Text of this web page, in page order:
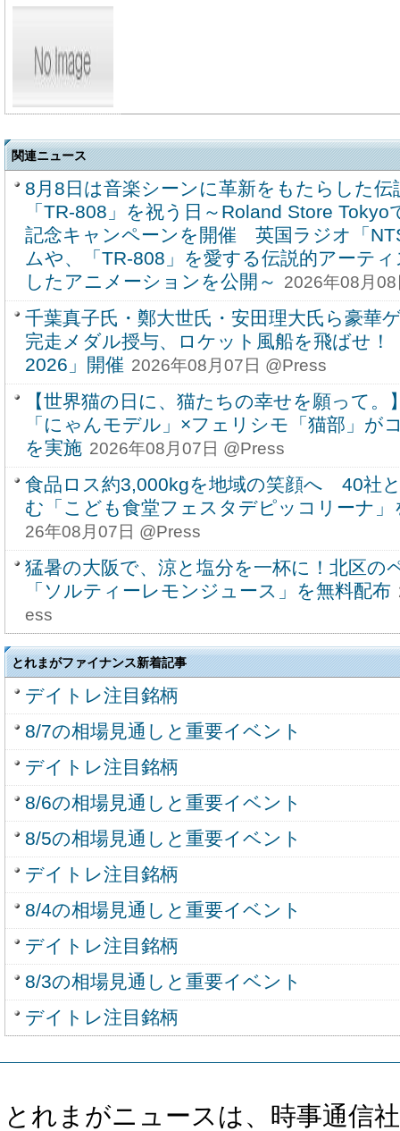
関連ニュース
8月8日は音楽シーンに革新をもたらした
「TR-808」を祝う日～Roland Store
記念キャンペーンを開催 英国ラジオ「
ムや、「TR-808」を愛する伝説的アーテ
したアニメーションを公開～
2026年08月
千葉真子氏・鄭大世氏・安田理大氏ら豪
完走メダル授与、ロケット風船を飛ばせ
2026」開催 2026年08月07日 @Press
【世界猫の日に、猫たちの幸せを願って
「にゃんモデル」×フェリシモ「猫部」が
を実施 2026年08月07日 @Press
食品ロス約3,000kgを地域の笑顔へ 40社
む「こども食堂フェスタデピッコリーナ」
26年08月07日 @Press
猛暑の大阪で、涼と塩分を一杯に！北区の
「ソルティーレモンジュース」を無料配布
ess
とれまがファイナンス新着記事
デイトレ注目銘柄
8/7の相場見通しと重要イベント
デイトレ注目銘柄
8/6の相場見通しと重要イベント
8/5の相場見通しと重要イベント
デイトレ注目銘柄
8/4の相場見通しと重要イベント
デイトレ注目銘柄
8/3の相場見通しと重要イベント
デイトレ注目銘柄
とれまがニュースは、時事通信